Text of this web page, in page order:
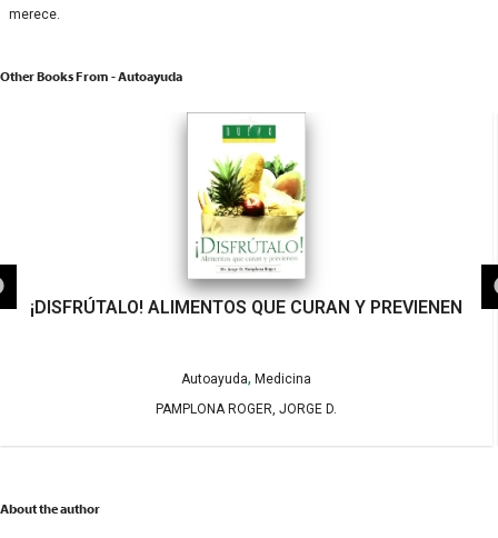
merece.
Other Books From - Autoayuda
¡DISFRÚTALO! ALIMENTOS QUE CURAN Y PREVIENEN
Autoayuda, Medicina
PAMPLONA ROGER, JORGE D.
About the author